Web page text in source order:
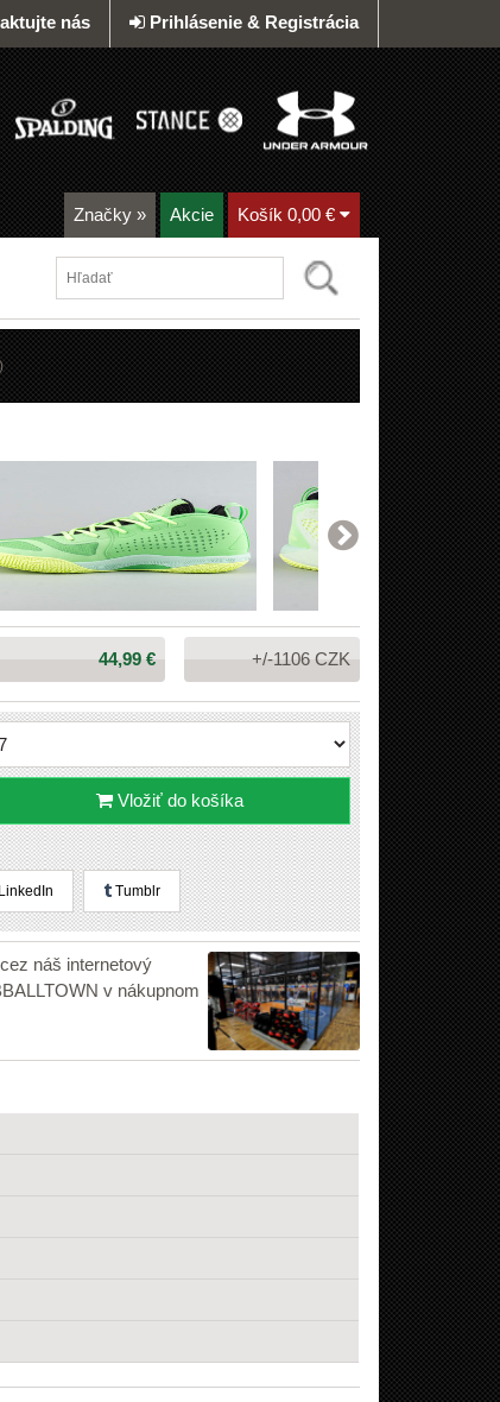
Prihlásenie & Registrácia
nás
Značky » Akcie Košík 0,00 €
)
Cena:
44,99 € +/-1106 CZK
Vložiť do košíka
Tumblr
náš internetový
v nákupnom